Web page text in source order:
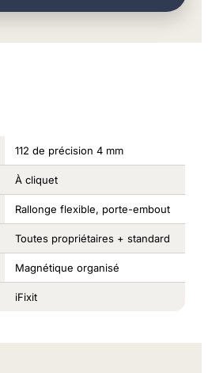
112 de précision 4 mm
À cliquet
Rallonge flexible, porte-embout
Toutes propriétaires + standard
Magnétique organisé
iFixit